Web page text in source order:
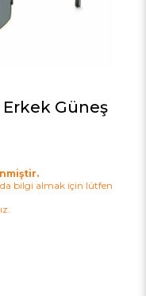
Erkek Güneş
bilgi almak için lütfen